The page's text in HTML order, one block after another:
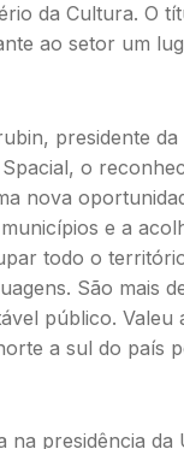
da Cultura. O
ao setor um
presidente
o
nova
e a
todo o
São mais
público. Valeu
a sul do país
na presidência